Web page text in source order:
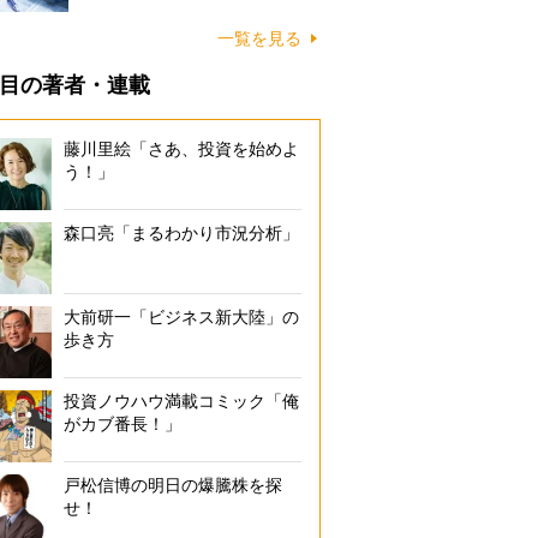
一覧を見る
の著者・連載
藤川里絵「さあ、投資を始めよ
う！」
森口亮「まるわかり市況分析」
大前研一「ビジネス新大陸」の
歩き方
投資ノウハウ満載コミック「俺
がカブ番長！」
戸松信博の明日の爆騰株を探
せ！